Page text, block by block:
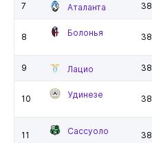
7 Аталанта 38
8 Болонья 38
9 Лацио 38
10 Удинезе 38
11 Сассуоло 38